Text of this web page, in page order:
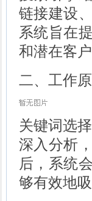
链接建设
系统旨在
和潜在客户
二、工作
关键词选
深入分析
后，系统
够有效地